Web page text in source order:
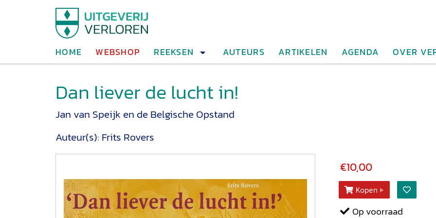
HOME WEBSHOP REEKSEN AUTEURS ARTIKELEN AGENDA OVER
Dan liever de lucht in!
Jan van Speijk en de Belgische Opstand
Auteur(s): Frits Rovers
€10,00
Kopen
Op voorraad